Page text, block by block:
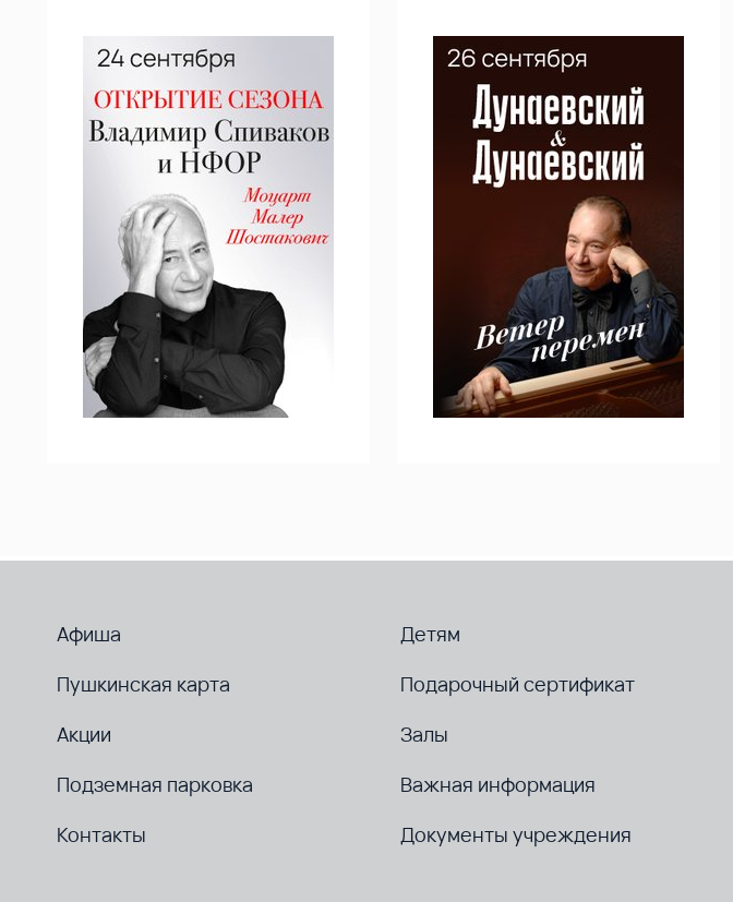
Афиша
Детям
Пушкинская карта
Подарочный сертификат
Акции
Залы
Подземная парковка
Важная информация
Контакты
Документы учреждения